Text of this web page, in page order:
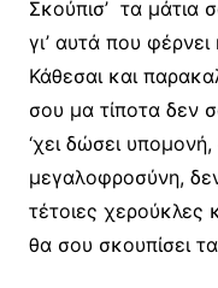
Σκούπισ’ τα μάτια
γι’ αυτά που
Κάθεσαι και
σου μα τίποτα δεν
‘χει δώσει
μεγαλοφροσύνη,
τέτοιες χερούκλες
θα σου σκουπίσει